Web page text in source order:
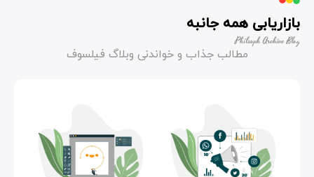
بازاریابی همه جانبه
Philsoph Archive Blog
مطالب جذاب و خواندنی وبلاگ فیلسوف